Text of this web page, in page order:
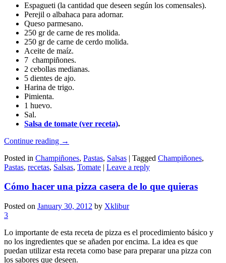
Espagueti (la cantidad que deseen según los comensales).
Perejil o albahaca para adornar.
Queso parmesano.
250 gr de carne de res molida.
250 gr de carne de cerdo molida.
Aceite de maíz.
7 champiñones.
2 cebollas medianas.
5 dientes de ajo.
Harina de trigo.
Pimienta.
1 huevo.
Sal.
Salsa de tomate (ver receta).
Continue reading →
Posted in Champiñones, Pastas, Salsas | Tagged Champiñones,
Pastas, recetas, Salsas, Tomate | Leave a reply
Cómo hacer una pizza casera de lo que quieras
Posted on January 30, 2012 by Xklibur
3
Lo importante de esta receta de pizza es el procedimiento básico y
no los ingredientes que se añaden por encima. La idea es que
puedan utilizar esta receta como base para preparar una pizza con
los sabores que deseen.